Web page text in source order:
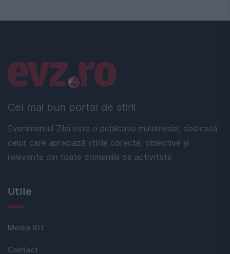
Cel mai bun portal de stiri!
Evenimentul Zilei este o publicație multimedia, dedicată
celor care apreciază știrile corecte, obiective și
relevante din toate domeniile de activitate
Linkuri utile
Utile
Media KIT
Contact